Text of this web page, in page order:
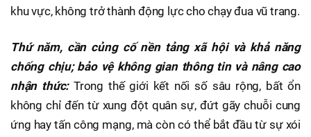
khu vực, không trở thành động lực cho chạy đua vũ trang.
Thứ năm, cần củng cố nền tảng xã hội và khả năng
chống chịu; bảo vệ không gian thông tin và nâng cao
nhận thức:Trong thế giới kết nối số sâu rộng, bất ổn
không chỉ đến từ xung đột quân sự, đứt gãy chuỗi cung
ứng hay tấn công mạng, mà còn có thể bắt đầu từ sự xói